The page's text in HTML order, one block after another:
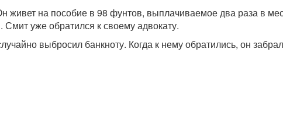
живет на пособие в 98 фунтов, выплачиваемое два раза в
уже обратился к своему адвокату.
выбросил банкноту. Когда к нему обратились, он